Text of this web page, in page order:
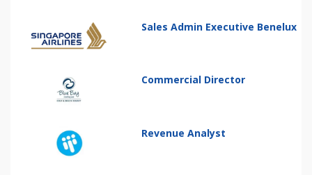
Sales Admin Executive Benelux
Commercial Director
Revenue Analyst